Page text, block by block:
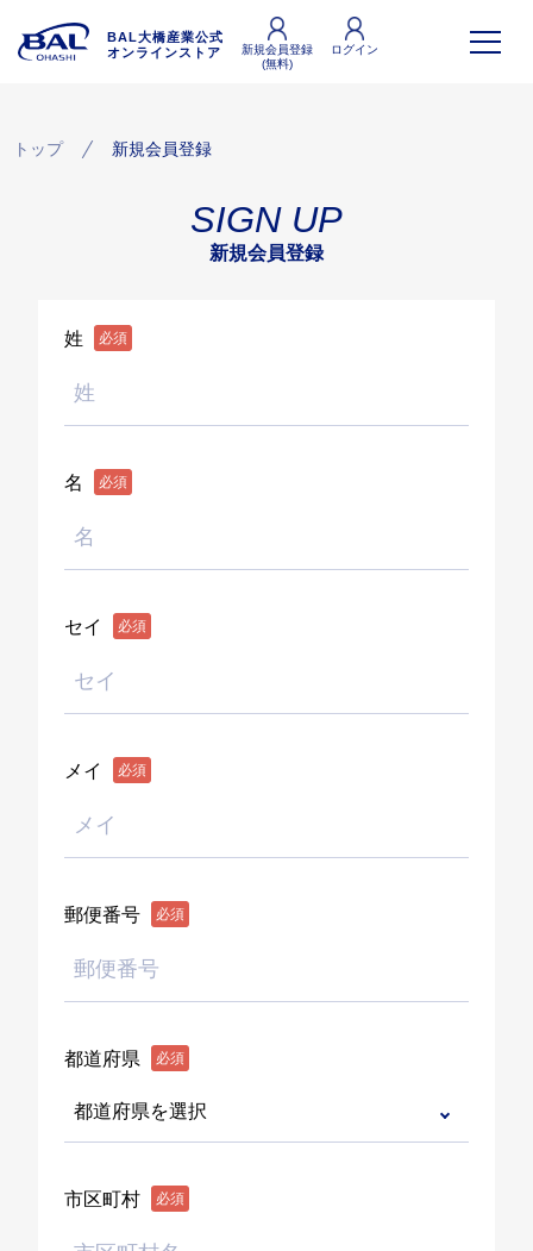
BAL大橋産業公式
オンラインストア
新規会員登録
(無料)
ログイン
トップ 新規会員登録
SIGN UP
新規会員登録
姓 必須
名 必須
セイ 必須
メイ 必須
郵便番号 必須
都道府県 必須
市区町村 必須